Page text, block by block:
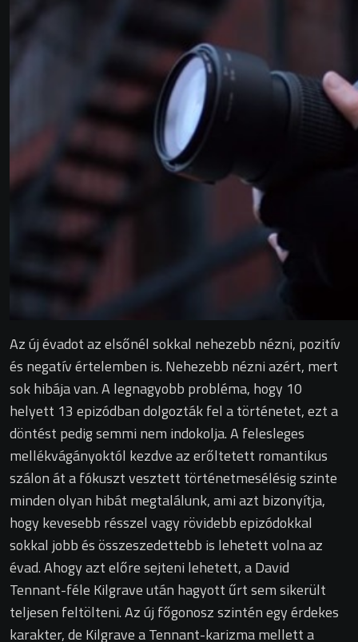
Az új évadot az elsőnél sokkal nehezebb nézni, pozitív
és negatív értelemben is. Nehezebb nézni azért, mert
sok hibája van. A legnagyobb probléma, hogy 10
helyett 13 epizódban dolgozták fel a történetet, ezt a
döntést pedig semmi nem indokolja. A felesleges
mellékvágányoktól kezdve az erőltetett romantikus
szálon át a fókuszt vesztett történetmesélésig szinte
minden olyan hibát megtalálunk, ami azt bizonyítja,
hogy kevesebb résszel vagy rövidebb epizódokkal
sokkal jobb és összeszedettebb is lehetett volna az
évad. Ahogy azt előre sejteni lehetett, a David
Tennant-féle Kilgrave után hagyott űrt sem sikerült
teljesen feltölteni. Az új főgonosz szintén egy érdekes
karakter, de Kilgrave a Tennant-karizma mellett a